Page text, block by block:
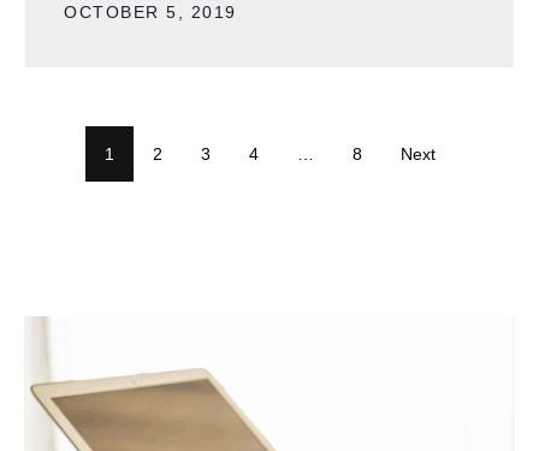
OCTOBER 5, 2019
1 2 3 4 8 Next